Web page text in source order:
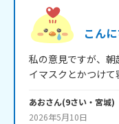
こん
私の意見ですが、
イマスクとかつけて
あおさん(9さい・ 宮城)
2026年5月10日